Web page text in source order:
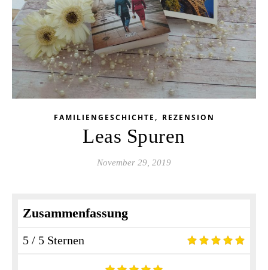
FAMILIENGESCHICHTE , REZENSION
Leas Spuren
November 29, 2019
Zusammenfassung
5 / 5 Sternen